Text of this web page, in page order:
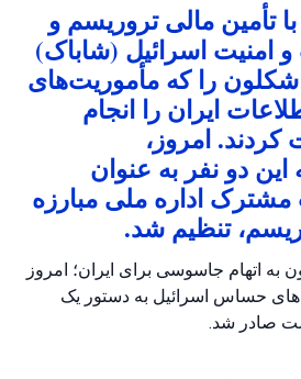
تأمین مالی تروریسم و
امنیت اسرائیل (شاباک)
را که مأموریت‌های
ایران را انجام
کردند. امروز،
دو نفر به عنوان
اداره ملی مبارزه
تنظیم شد.
به اتهام جاسوسی برای ایران؛ امروز
حساس اسرائیل به دستور یک
صادر شد.